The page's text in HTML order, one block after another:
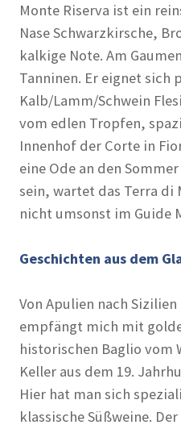
Monte Riserva ist ein
Nase Schwarzkirsche,
kalkige Note. Am
Tanninen. Er eignet sich
Kalb/Lamm/Schwein
vom edlen Tropfen,
Innenhof der Corte in
eine Ode an den
sein, wartet das Terra di
nicht umsonst im Guide
Geschichten aus dem
Von Apulien nach
empfängt mich mit
historischen Baglio vom
Keller aus dem 19.
Hier hat man sich
klassische Süßweine.